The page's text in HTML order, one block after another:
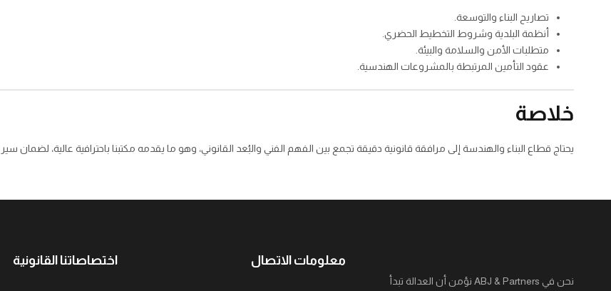
تصاريح البناء والتوسعة.
أنظمة البلدية وشروط التخطيط الحضري.
متطلبات الأمن والسلامة والبيئة.
عقود التأمين المرتبطة بالمشروعات الهندسية.
خلاصة
يحتاج قطاع البناء والهندسة إلى مرافقة قانونية دقيقة تجمع بين الفهم الفني والبُعد القانوني، وهو ما يقدمه مكتبنا باحترافية عالية، لضمان
نحن في ABJ & Partners نؤمن أن العدالة تبدأ
معلومات الاتصال اختصاصاتنا القانونية